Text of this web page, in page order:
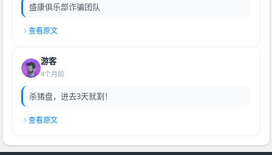
盛康俱乐部诈骗团队
查看原文
游客
4个月前
杀猪盘，进去3天就割！
查看原文